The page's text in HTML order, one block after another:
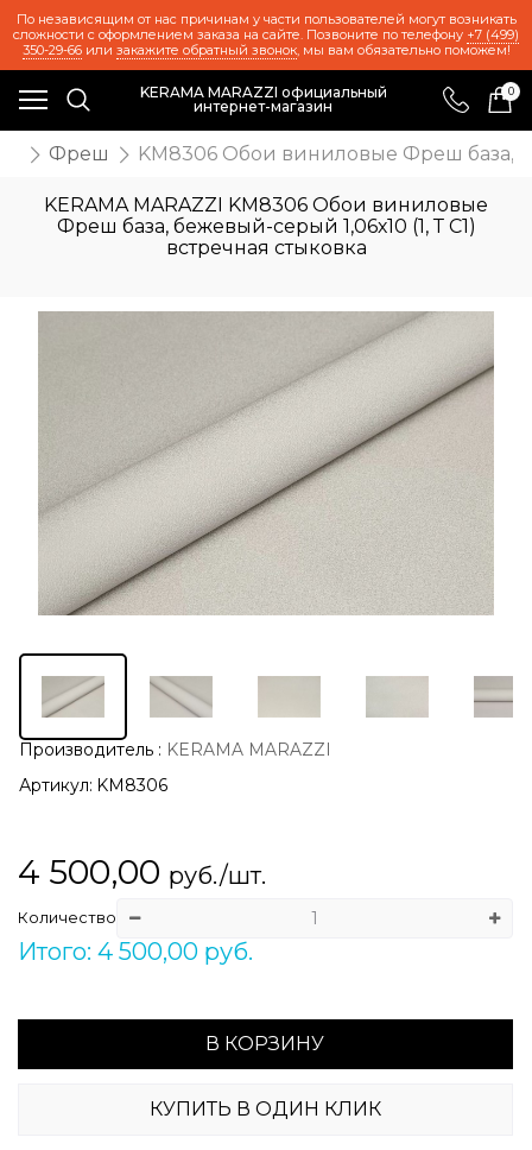
По независящим от нас причинам у части пользователей могут возникать
сложности с оформлением заказа на сайте. Позвоните по телефону +7 (499)
350-29-66или закажите обратный звонок, мы вам обязательно поможем!
KERAMA MARAZZI официальный
интернет-магазин
0
Фреш KM8306 Обои виниловые Фреш база,
KERAMA MARAZZI KM8306 Обои виниловые
Фреш база, бежевый-серый 1,06х10 (1, Т C1)
встречная стыковка
Производитель : KERAMA MARAZZI
Артикул: KM8306
4 500,00 руб./шт.
Количество
Итого: 4 500,00 руб.
В КОРЗИНУ
КУПИТЬ В ОДИН КЛИК